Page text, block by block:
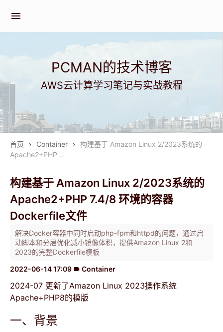
menu
PCMAN的技术博客
AWS云计算学习笔记与实战教程
首页 › Container ›
构建基于 Amazon Linux 2/2023系统的
Apache2+PHP …
构建基于 Amazon Linux 2/2023系统的
Apache2+PHP 7.4/8 环境的容器
Dockerfile文件
解决Docker容器中同时启动php-fpm和httpd的问题，通过启
动脚本和分层优化减小镜像体积，提供Amazon Linux 2和
2023的完整Dockerfile模板
2022-06-14 17:09 label Container
2024-07 更新了Amazon Linux 2023操作系统
Apache+PHP8的模版
一、背景